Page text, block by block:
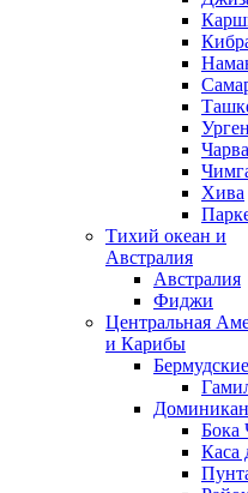
Хива
Тихий океан и
Австралия
Австралия
Фиджи
Центральная
и Карибы
Бока
Каса